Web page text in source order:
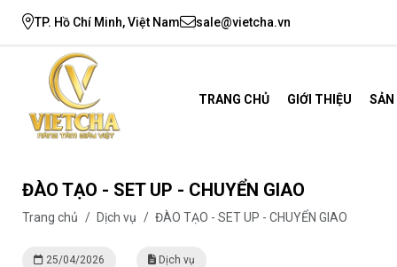
TP. Hồ Chí Minh, Việt Nam sale@vietcha.vn
TRANG CHỦ GIỚI THIỆU
ĐÀO TẠO - SET UP - CHUYỂN GIAO
Trang chủ / Dịch vụ / ĐÀO TẠO - SET UP - CHUYỂN GIAO
25/04/2026 Dịch vụ